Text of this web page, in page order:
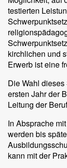
testierten
kirchlichen und
Erwerb ist eine
Die Wahl
ersten Jahr der
Leitung der
In Absprache
werden bis
kann mit der